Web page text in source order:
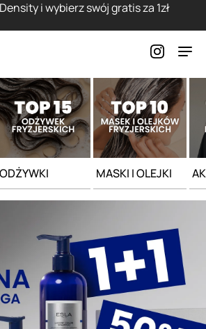
i wybierz swój gratis za 1zł
ODŻYWKI MASKI I OLEJKI
Salon